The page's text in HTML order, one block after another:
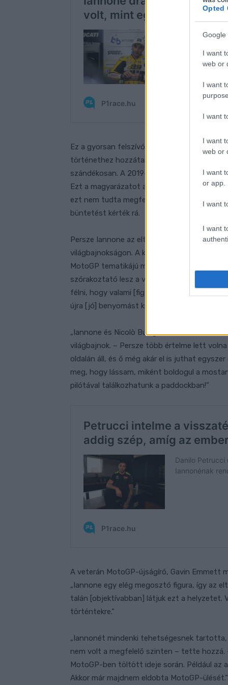
Opted
Google
I want
web or
I want
I want
I want
web or
I want
or app.
I want
I want
Ez a gyorsan felszívódó anabolikus szteroid
történethez hozzátartozik, hogy Iannone
szándékosan. A 2019-es állítása szerint
Ezt a magyarázatot a FIM még elfogadta,
ezt nem tudta megfelelő bizonyítékokkal
büntetést kérték rá.
Persze Iannone az eltiltását már letöltötte,
világbajnokságon. A kérdéseket azonban
MotoGP tematikájú műsorában részben
szórakoztató lesz a visszatérése – mondta
félni, hogy valami [figyelemfelkeltő] dolgot
újra [jó] benyomást keltsen, és egyben
„Iannone és Nicolò Bulega közül
világbajnok. – Persze több értelme lett
oldalán áll, és ő még akár el is juthat
meg, hogy lássam, miként boldogul a
pilótával találkozhatunk a paddockban!”
A veterán MotoGP-újságíró, Gavin Emmett
„Iannone egy elég megosztó figura, így az
talán [objektívabban] látjuk ezt a
történtekre.”
„Iannonét mindenki tehetségesnek
nem volt a megfelelő szinten – tette hozzá.
MotoGP-ben töltött ideje során. Például
Akkor már majdnem eldobta MotoGP-ülését.”